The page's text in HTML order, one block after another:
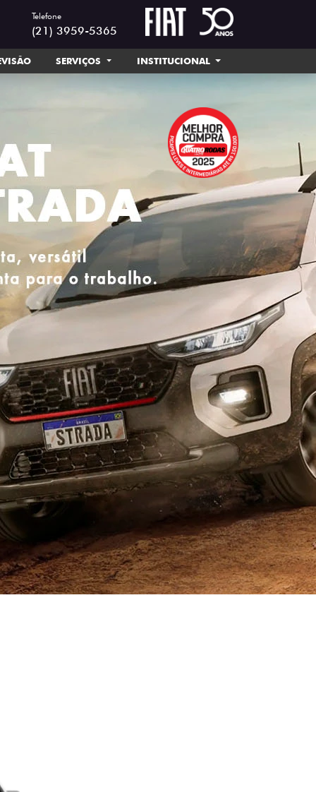
Telefone
(21) 3959-5365
SERVIÇOS INSTITUCIONAL